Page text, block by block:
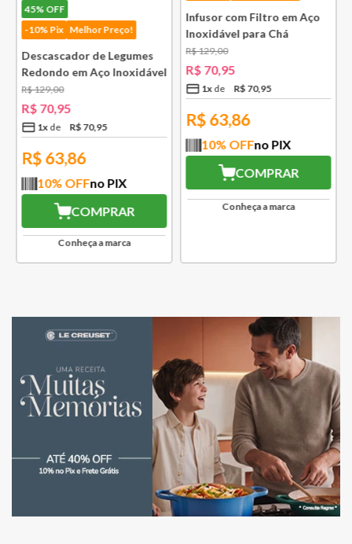
45% OFF
-10% Pix Melhor Preço!
Descascador de Legumes
Redondo em Aço Inoxidável
131 mm Bsf
R$129,00
R$ 70,95
1x R$70,95
R$ 63,86
10% OFFno PIX
COMPRAR
Conheça a marca
Infusor com Filtro em Aço
Inoxidável para Chá
Lausanne Bsf
R$129,00
R$ 70,95
1x R$70,95
R$ 63,86
10% OFFno PIX
COMPRAR
Conheça a marca